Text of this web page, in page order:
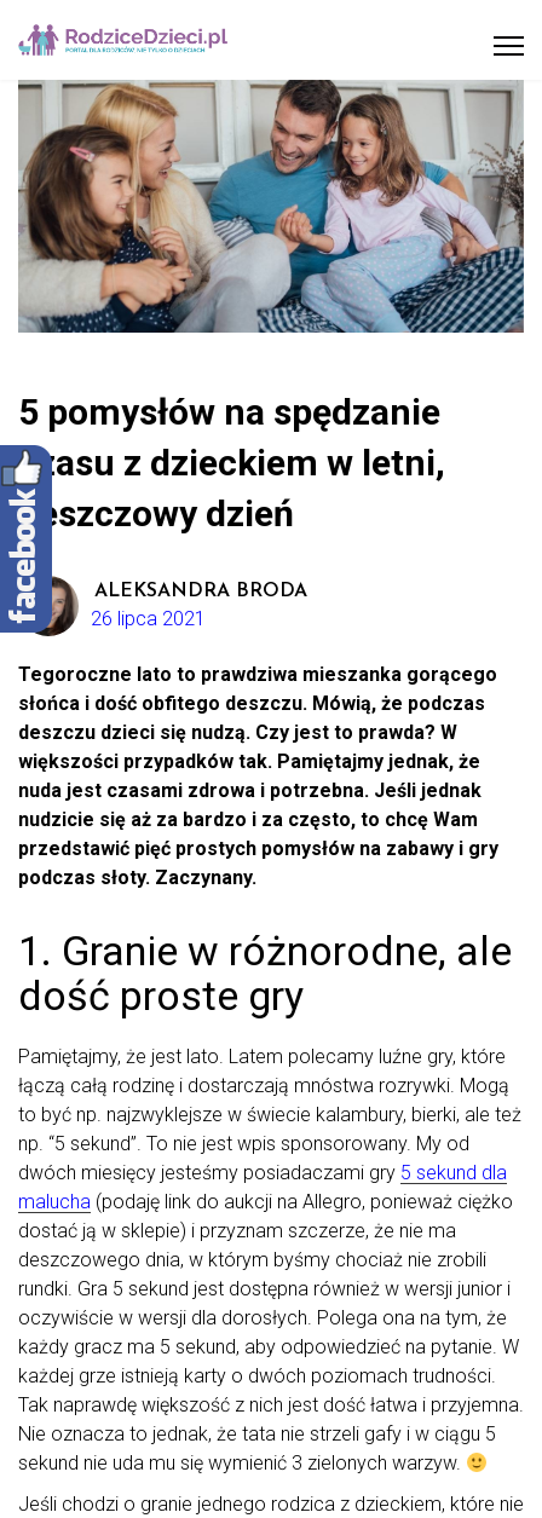
5 pomysłów na spędzanie
czasu z dzieckiem w letni,
deszczowy dzień
ALEKSANDRA BRODA
26 lipca 2021
Tegoroczne lato to prawdziwa mieszanka gorącego
słońca i dość obfitego deszczu. Mówią, że podczas
deszczu dzieci się nudzą. Czy jest to prawda? W
większości przypadków tak. Pamiętajmy jednak, że
nuda jest czasami zdrowa i potrzebna. Jeśli jednak
nudzicie się aż za bardzo i za często, to chcę Wam
przedstawić pięć prostych pomysłów na zabawy i gry
podczas słoty. Zaczynany.
1. Granie w różnorodne, ale
dość proste gry
Pamiętajmy, że jest lato. Latem polecamy luźne gry, które
łączą całą rodzinę i dostarczają mnóstwa rozrywki. Mogą
to być np. najzwyklejsze w świecie kalambury, bierki, ale też
np. “5 sekund”. To nie jest wpis sponsorowany. My od
dwóch miesięcy jesteśmy posiadaczami gry 5 sekund dla
malucha (podaję link do aukcji na Allegro, ponieważ ciężko
dostać ją w sklepie) i przyznam szczerze, że nie ma
deszczowego dnia, w którym byśmy chociaż nie zrobili
rundki. Gra 5 sekund jest dostępna również w wersji junior i
oczywiście w wersji dla dorosłych. Polega ona na tym, że
każdy gracz ma 5 sekund, aby odpowiedzieć na pytanie. W
każdej grze istnieją karty o dwóch poziomach trudności.
Tak naprawdę większość z nich jest dość łatwa i przyjemna.
Nie oznacza to jednak, że tata nie strzeli gafy i w ciągu 5
sekund nie uda mu się wymienić 3 zielonych warzyw.
Jeśli chodzi o granie jednego rodzica z dzieckiem, które nie